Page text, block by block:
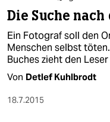
Die Suche
Ein Fotograf soll den
Menschen selbst
Buches zieht den
Von Detlef Kuhlbrodt
18.7.2015